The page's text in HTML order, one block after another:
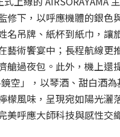
修下，以呼應機體的銀色
名吊牌、紙杯到紙巾，讓
藝術饗宴中；長程航線更
艙過夜包。此外，機上還
空」，以琴酒、甜白酒
檬風味，呈現宛如陽光灑
美呼應大師科技與感性交